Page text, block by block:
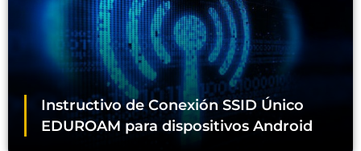
Instructivo de Conexión SSID Único
EDUROAM para dispositivos Android